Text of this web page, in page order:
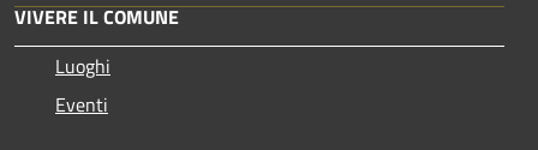
VIVERE IL COMUNE
Luoghi
Eventi